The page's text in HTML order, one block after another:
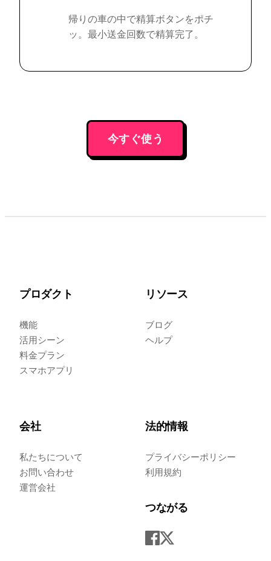
帰りの車の中で精算ボタンをポチ
ッ。最小送金回数で精算完了。
今すぐ使う
プロダクト
機能
活用シーン
料金プラン
スマホアプリ
リソース
ブログ
ヘルプ
会社
私たちについて
お問い合わせ
運営会社
法的情報
プライバシーポリシー
利用規約
つながる